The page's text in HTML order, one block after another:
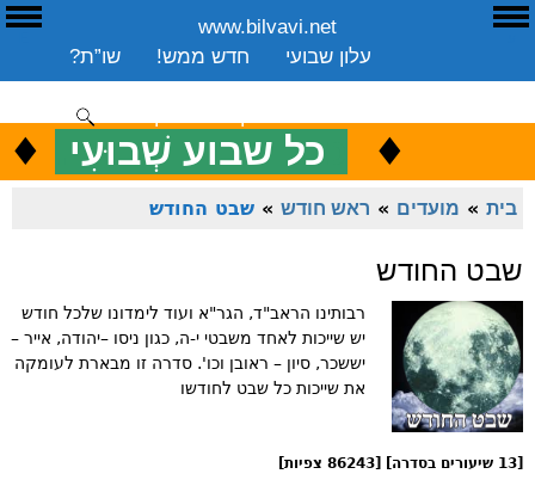
www.bilvavi.net
שו”ת?
חדש ממש!
עלון שבועי
שיעורים שבועי
ספרים
ארכיון
סקירה כללית
ENGLISH ♦ כל שבוע שְׁבוּעִי ♦
בית » מועדים » ראש חודש » שבט החודש
שבט החודש
רבותינו הראב"ד, הגר"א ועוד לימדונו שלכל חודש
יש שייכות לאחד משבטי י-ה, כגון ניסו –יהודה, אייר –
יששכר, סיון – ראובן וכו'. סדרה זו מבארת לעומקה
את שייכות כל שבט לחודשו